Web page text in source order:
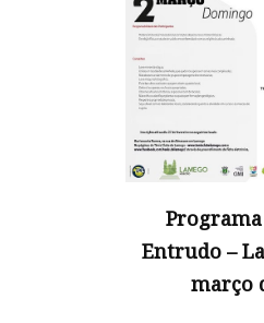
Entrudo –
março